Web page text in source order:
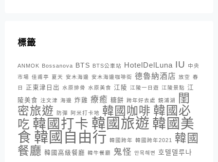
標籤
ANMOK Bossanova BTS BTS公車站 HotelDelLuna IU
中央
市場 佳甫亭 夏天 安木海邊 安木海邊咖啡街 德魯納酒店 放空 春
日
正東津日出 水原排骨 水原美食 江陵 江陵一日遊 江陵景點 江
陵美食 注文津 海邊 炸雞 療癒 糖餅 跨年好去處 鏡浦湖
閨
密旅遊
防彈 阿米打卡地 韓國咖啡 韓國必
吃 韓國打卡 韓國旅遊 韓國美
食 韓國自由行 韓國跨年 韓國跨年2021
韓國
餐廳 韓國高級餐廳 韓牛餐廳 鬼怪 안목해변 호텔델루나